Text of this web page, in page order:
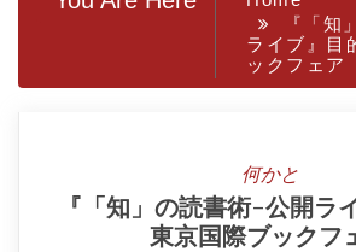
『「知
ライブ』目
ックフェア
何かと
『「知」の読書術-公開ラ
東京国際ブックフ